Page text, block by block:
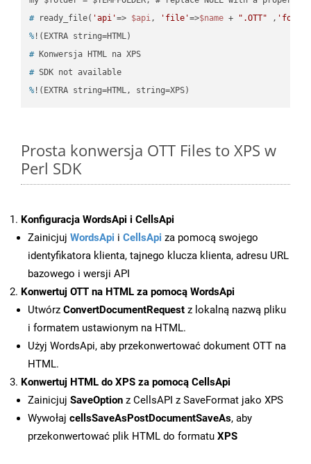
# ready_file( 'api'=> $api, 'file'=>$name + ".OTT" ,
% !(EXTRA string=HTML)
# Konwersja HTML na XPS
# SDK not available
% !(EXTRA string=HTML, string=XPS)
Prosta konwersja OTT Files to XPS w
Perl SDK
Konfiguracja WordsApi i CellsApi
Zainicjuj WordsApi i CellsApi za pomocą swojego
identyfikatora klienta, tajnego klucza klienta, adresu URL
bazowego i wersji API
Konwertuj OTT na HTML za pomocą WordsApi
Utwórz ConvertDocumentRequest z lokalną nazwą pliku
i formatem ustawionym na HTML.
Użyj WordsApi, aby przekonwertować dokument OTT na
HTML.
Konwertuj HTML do XPS za pomocą CellsApi
Zainicjuj SaveOption z CellsAPI z SaveFormat jako XPS
Wywołaj cellsSaveAsPostDocumentSaveAs, aby
przekonwertować plik HTML do formatu XPS